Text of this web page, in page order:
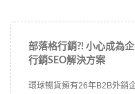
部落格行銷?! 小心成為
行銷SEO解決方案
環球暢貨擁有26年B2B外銷